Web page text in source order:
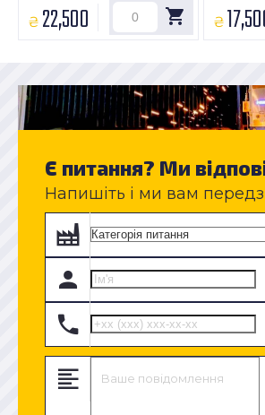
₴ 22,500 ₴
Є питання? Ми
Напишіть і ми вам